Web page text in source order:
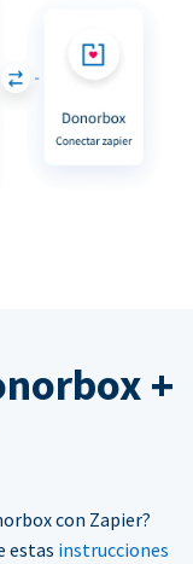
+
con Zapier?
estas instrucciones